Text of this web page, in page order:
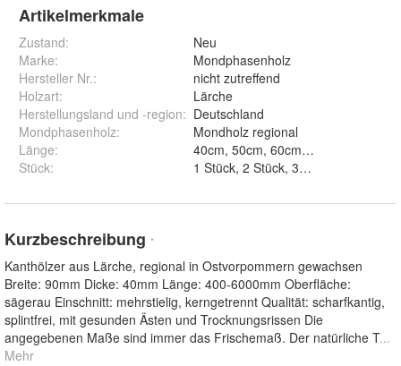
Artikelmerkmale
Zustand:
Neu
Marke:
Mondphasenholz
Hersteller Nr.:
nicht zutreffend
Holzart:
Lärche
Herstellungsland und -region: Deutschland
Mondphasenholz:
Mondholz regional
Länge:
Stück: 1 Stück, 2 Stück, 3 Stück, 4 Stück,
Kurzbeschreibung *
Kanthölzer aus Lärche, regional in Ostvorpommern gewachsen
Breite: 90mm Dicke: 40mm Länge: 400-6000mm Oberfläche:
sägerau Einschnitt: mehrstielig, kerngetrennt Qualität: scharfkantig,
splintfrei, mit gesunden Ästen und Trocknungsrissen Die
angegebenen Maße sind immer das Frischemaß. Der natürliche T...
Mehr